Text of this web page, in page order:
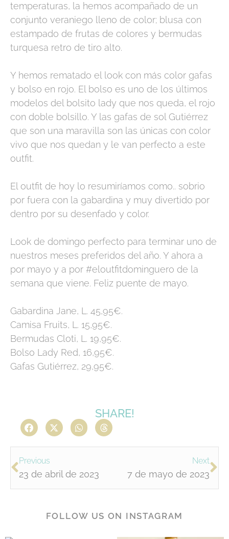
temperaturas, la hemos acompañado de un
conjunto veraniego lleno de color; blusa con
estampado de frutas de colores y bermudas
turquesa retro de tiro alto.
Y hemos rematado el look con más color gafas
y bolso en rojo. El bolso es uno de los últimos
modelos del bolsito lady que nos queda, el rojo
con doble bolsillo. Y las gafas de sol Gutiérrez
que son una maravilla son las únicas con color
vivo que nos quedan y le van perfecto a este
outfit.
El outfit de hoy lo resumiríamos como.. sobrio
por fuera con la gabardina y muy divertido por
dentro por su desenfado y color.
Look de domingo perfecto para terminar uno de
nuestros meses preferidos del año. Y ahora a
por mayo y a por #eloutfitdominguero de la
semana que viene. Feliz puente de mayo.
Gabardina Jane, L. 45,95€.
Camisa Fruits, L. 15,95€.
Bermudas Cloti, L. 19,95€.
Bolso Lady Red, 16,95€.
Gafas Gutiérrez, 29,95€.
SHARE!
Previous
23 de abril de 2023
Next
7 de mayo de 2023
FOLLOW US ON INSTAGRAM